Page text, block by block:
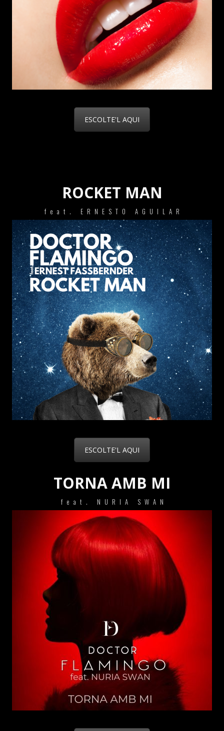
ESCOLTE'L AQUI
ROCKET MAN
feat. ERNESTO AGUILAR
ESCOLTE'L AQUI
TORNA AMB MI
feat. NURIA SWAN